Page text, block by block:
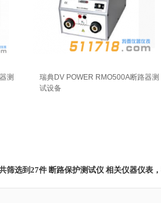
测
瑞典DV POWER RMO500A断路器测
试设备
筛选到27件 断路保护测试仪 相关仪器仪表